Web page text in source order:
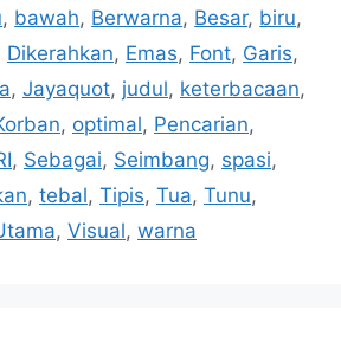
, bawah, Berwarna, Besar, biru,
Dikerahkan, Emas, Font, Garis,
, Jayaquot, judul, keterbacaan,
, optimal, Pencarian,
, Sebagai, Seimbang, spasi,
, tebal, Tipis, Tua, Tunu,
, Visual, warna